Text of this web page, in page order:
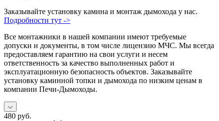
Заказывайте установку камина и монтаж дымохода у нас.
Подробности тут ->
Все монтажники в нашей компании имеют требуемые
допуски и документы, в том числе лицензию МЧС. Мы всегда
предоставляем гарантию на свои услуги и несем
ответственность за качество выполненных работ и
эксплуатационную безопасность объектов. Заказывайте
установку каминной топки и дымохода по низким ценам в
компании Печи-Дымоходы.
480 руб.